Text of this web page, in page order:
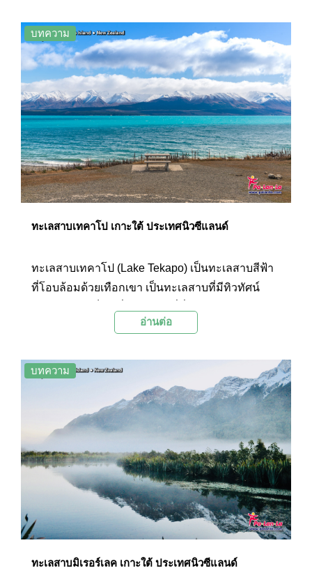
ธรรมชาติหลายเส้นที่สามารถเดินเท้าหรือขี่จักรยาน
ได้ตามความสะดวก ไฮไลท์ที่ไม่ควรพลาดเมื่อมา
เที่ยวยังอุทยานแห่งชาติอาโอรากิเมาท์คุกคือการชม
ธารน้ำแข็งและทุ่งหิมะอันกว้างใหญ่ และหากใคร
ต้องการพักค้างแรมเพื่อดูดาว ทางอุทยานก็มีบ้านพัก
ไว้บริการด้วยเช่นกัน ที่นี่จึงเป็นอีกหนึ่งสถานที่ท่อง
เที่ยวยอดนิยมของเกาะใต้ที่ไม่ควรพลาด
บทความ
ทะเลสาบเทคาโป เกาะใต้ ประเทศนิวซีแลนด์
ทะเลสาบเทคาโป (Lake Tekapo) เป็นทะเลสาบสีฟ้า
ที่โอบล้อมด้วยเทือกเขา เป็นทะเลสาบที่มีทิวทัศน์
ที่สุดในนิวซีแลนด์ โดยในวันที่อากาศแจ่มใส จะ
อุทยานแห่งชาติอาโอรากิเมาท์คุกได้จากบริเวณ
ทะเลสาบแห่งนี้ นอกจากทะเลสาบเทคาโปจะมีความ
งดงามในตอนกลางวันแล้ว ยังมีความตระการตาใน
ตอนกลางคืนอีกด้วย เนื่องจากพื้นที่บริเวณนี้เป็นส่วน
หนึ่งของเขตอนุรักษ์ท้องฟ้ามืดขององค์การยูเนสโก
(UNESCO Dark Sky Reserve) ทำให้ที่นี่เป็นสถานที่
ดูดาวที่น่าประทับใจเป็นอย่างมากอีกแห่งหนึ่งของ
อ่านต่อ
บทความ
ทะเลสาบมิเรอร์เลค เกาะใต้ ประเทศนิวซีแลนด์